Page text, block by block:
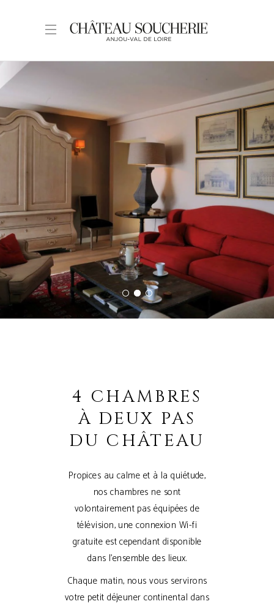
4 CHAMBRES
À DEUX PAS
DU CHÂTEAU
Propices au calme et à la quiétude,
nos chambres ne sont
volontairement pas équipées de
télévision, une connexion Wi-fi
gratuite est cependant disponible
dans l’ensemble des lieux.
Chaque matin, nous vous servirons
votre petit déjeuner continental dans